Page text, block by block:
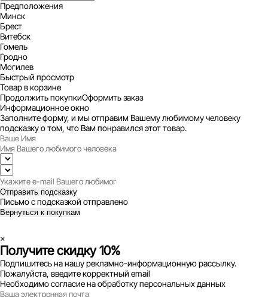
Предположения
Минск
Брест
Витебск
Гомель
Гродно
Могилев
Быстрый просмотр
Товар в корзине
Продолжить покупкиОформить заказ
Информационное окно
Заполните форму, и мы отправим Вашему любимому человеку
подсказку о том, что Вам понравился этот товар.
Отправить подсказку
Письмо с подсказкой отправлено
Вернуться к покупкам
×
Получите скидку 10%
Подпишитесь на нашу рекламно-информационную рассылку.
Пожалуйста, введите корректный email
Необходимо согласие на обработку персональных данных